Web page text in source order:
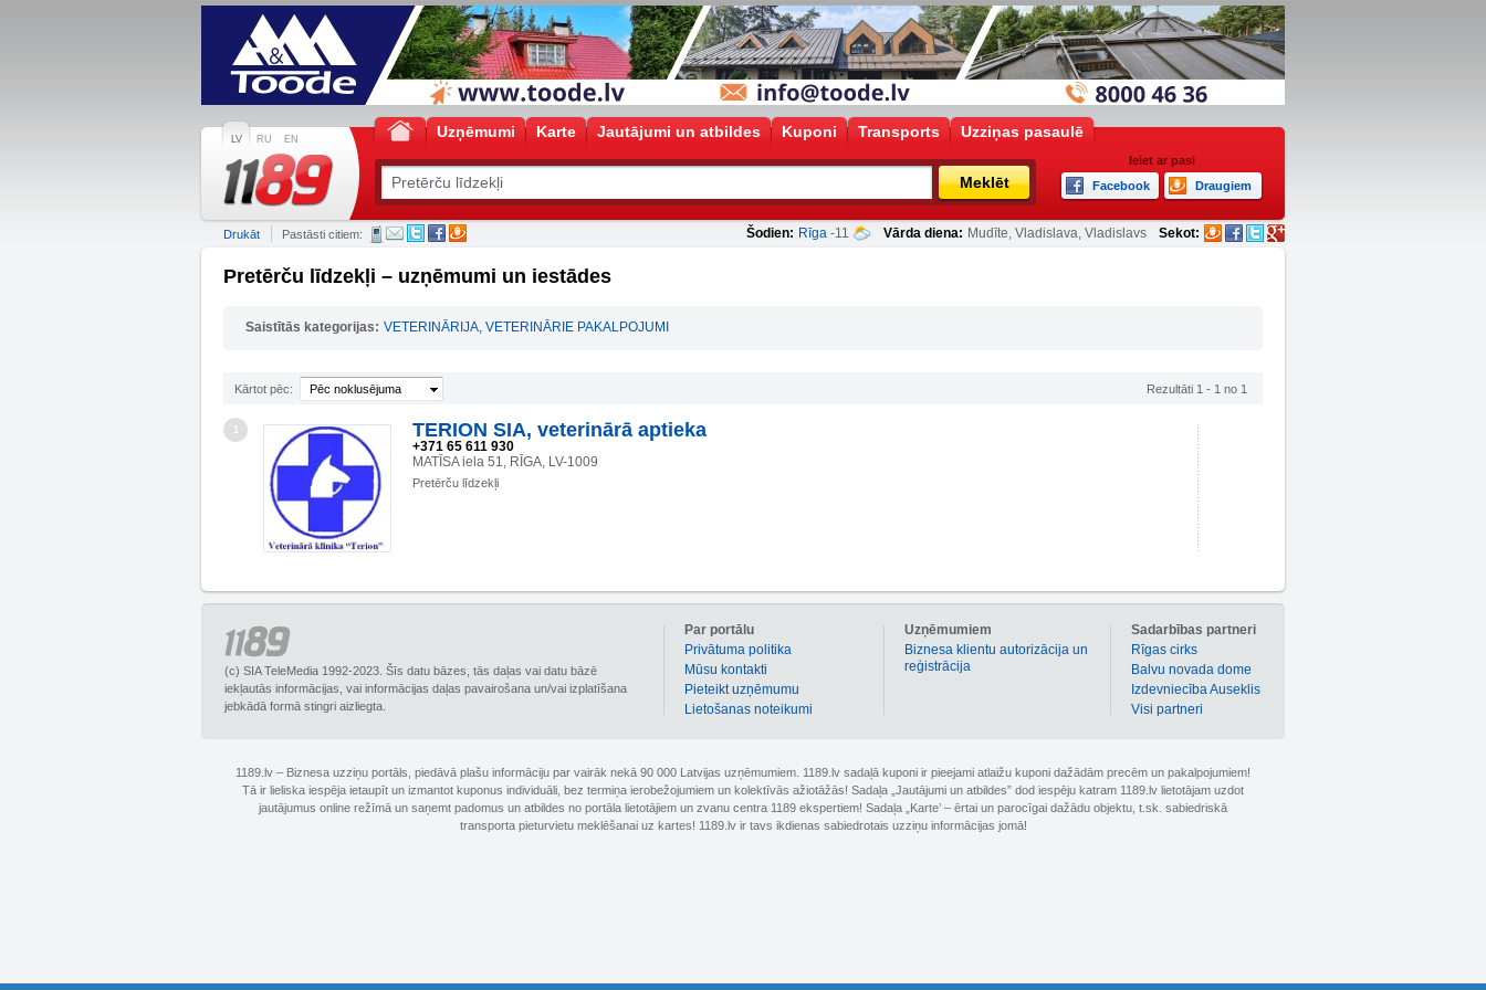
LV RU EN Uzņēmumi Karte Jautājumi un atbildes Kuponi Transports Uzziņas pasaulē
Meklēt
Ieiet ar pasi
Facebook
Draugiem
Šodien: Rīga -11 Vārda diena: Mudīte, Vladislava, Vladislavs Sekot:
Drukāt Pastāsti citiem:
Pretērču līdzekļi – uzņēmumi un iestādes
Saistītās kategorijas: VETERINĀRIJA, VETERINĀRIE PAKALPOJUMI
Kārtot pēc: Pēc noklusējuma Rezultāti 1 - 1 no 1
1 TERION SIA, veterinārā aptieka
+371 65 611 930
MATĪSA iela 51, RĪGA, LV-1009
Pretērču līdzekļi
(c) SIA TeleMedia 1992-2023. Šīs datu bāzes, tās daļas vai datu bāzē
iekļautās informācijas, vai informācijas daļas pavairošana un/vai izplatīšana
jebkādā formā stingri aizliegta.
Sadarbības partneri
Rīgas cirks
Balvu novada dome
Izdevniecība Auseklis
Visi partneri
Uzņēmumiem
Biznesa klientu autorizācija un
reģistrācija
Par portālu
Privātuma politika
Mūsu kontakti
Pieteikt uzņēmumu
Lietošanas noteikumi
1189.lv – Biznesa uzziņu portāls, piedāvā plašu informāciju par vairāk nekā 90 000 Latvijas uzņēmumiem. 1189.lv sadaļā kuponi ir pieejami atlaižu kuponi dažādām precēm un pakalpojumiem!
Tā ir lieliska iespēja ietaupīt un izmantot kuponus individuāli, bez termiņa ierobežojumiem un kolektīvās ažiotāžās! Sadaļa „Jautājumi un atbildes” dod iespēju katram 1189.lv lietotājam uzdot
jautājumus online režīmā un saņemt padomus un atbildes no portāla lietotājiem un zvanu centra 1189 ekspertiem! Sadaļa „Karte’ – ērtai un parocīgai dažādu objektu, t.sk. sabiedriskā
transporta pieturvietu meklēšanai uz kartes! 1189.lv ir tavs ikdienas sabiedrotais uzziņu informācijas jomā!